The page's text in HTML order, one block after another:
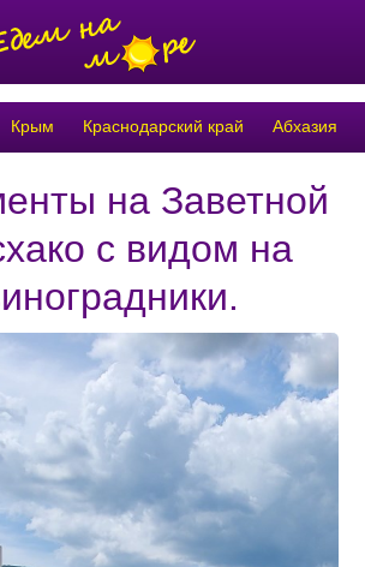
Крым Краснодарский край Абхазия
на Заветной
с видом на